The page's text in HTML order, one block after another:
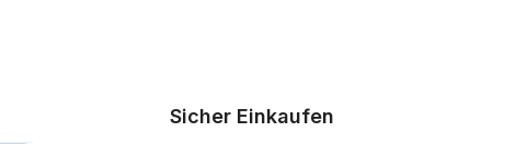
Sicher Einkaufen